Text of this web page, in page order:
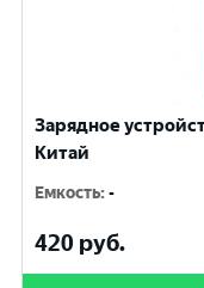
Зарядное
Китай
Емкость:-
420 руб.